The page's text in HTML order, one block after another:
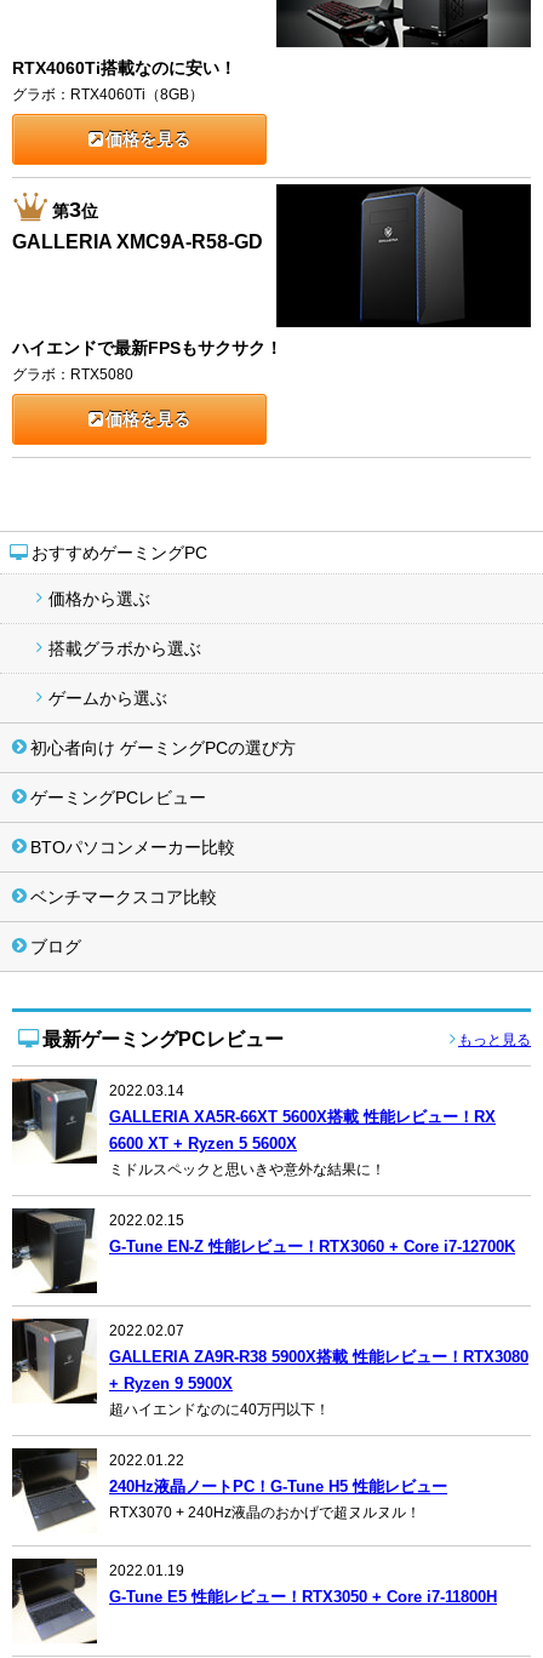
おすすめゲーミングPC
価格から選ぶ
搭載グラボから選ぶ
ゲームから選ぶ
初心者向け ゲーミングPCの選び方
ゲーミングPCレビュー
BTOパソコンメーカー比較
ベンチマークスコア比較
ブログ
最新ゲーミングPCレビュー もっと見る
2022.03.14
GALLERIA XA5R-66XT 5600X搭載 性能レビュー！RX
6600 XT + Ryzen 5 5600X
ミドルスペックと思いきや意外な結果に！
2022.02.15
G-Tune EN-Z 性能レビュー！RTX3060 + Core i7-12700K
2022.02.07
GALLERIA ZA9R-R38 5900X搭載 性能レビュー！RTX3080
+ Ryzen 9 5900X
超ハイエンドなのに40万円以下！
2022.01.22
240Hz液晶ノートPC！G-Tune H5 性能レビュー
RTX3070 + 240Hz液晶のおかげで超ヌルヌル！
2022.01.19
G-Tune E5 性能レビュー！RTX3050 + Core i7-11800H
RTX4060Ti搭載なのに安い！
グラボ：RTX4060Ti（8GB）
価格を見る
第3位
GALLERIA XMC9A-R58-GD
ハイエンドで最新FPSもサクサク！
グラボ：RTX5080
価格を見る